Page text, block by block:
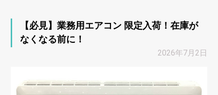
【必見】業務用エアコン 限定入荷！在庫が
なくなる前に！
2026年7月2日